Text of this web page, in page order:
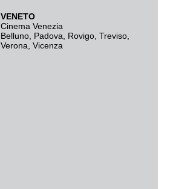
VENETO
Cinema Venezia
Belluno Padova Rovigo Treviso
Verona Vicenza